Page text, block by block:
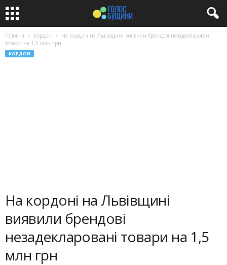
Головна Кордон
На кордоні на Львівщині виявили брендові незадекларовані
товари на 1,5 млн грн
КОРДОН
На кордоні на Львівщині
виявили брендові
незадекларовані товари на 1,5
млн грн